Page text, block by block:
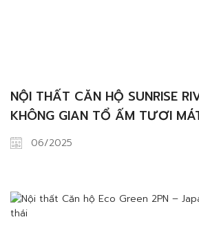
NỘI THẤT CĂN HỘ SUNRISE
KHÔNG GIAN TỔ ẤM TƯƠI
06/2025